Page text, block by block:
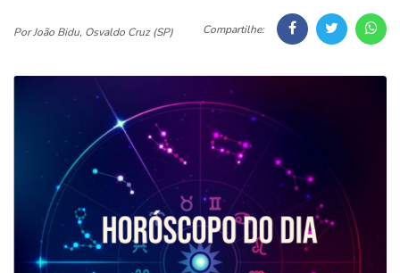
Por João Bidu, Osvaldo Cruz (SP) Compartilhe: